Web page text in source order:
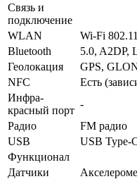
Связь и
подключение
WLAN
Wi-Fi
Bluetooth
5.0, A2DP,
Геолока­ция
GPS,
NFC
Есть
Инфра­
красный порт
-
Радио
FM радио
USB
USB Type-
Функционал
Датчики